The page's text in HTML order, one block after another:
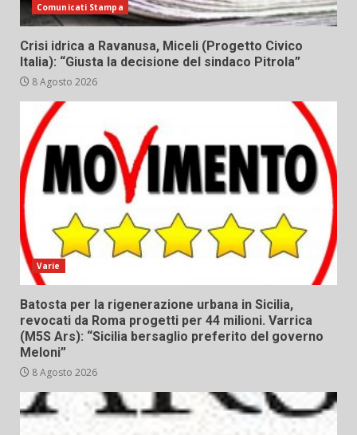
Comunicati Stampa
Crisi idrica a Ravanusa, Miceli (Progetto Civico
Italia): “Giusta la decisione del sindaco Pitrola”
8 Agosto 2026
Varie
Batosta per la rigenerazione urbana in Sicilia,
revocati da Roma progetti per 44 milioni. Varrica
(M5S Ars): “Sicilia bersaglio preferito del governo
Meloni”
8 Agosto 2026